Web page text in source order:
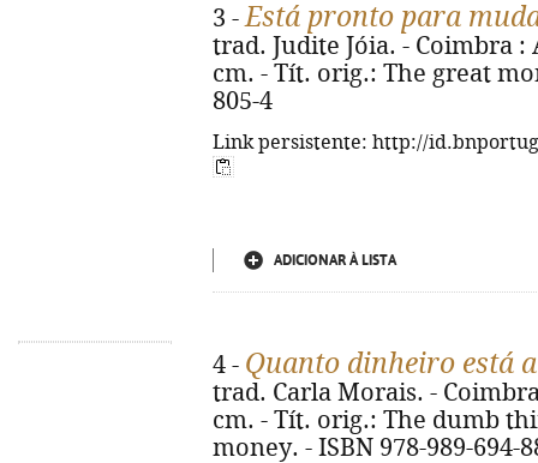
3 -Está pronto para
trad. Judite Jóia. - Coimbra :
cm. - Tít. orig.: The great
805-4
Link persistente: http://
ADICIONAR À LISTA
4 - Quanto dinheiro está
trad. Carla Morais. -
cm. - Tít. orig.: The dumb
money. - ISBN 978-989-694-